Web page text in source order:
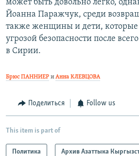
может быть довольно легко,
Йоанна Паражчук, среди
также женщины и дети, которые
угрозой безопасности после
в Сирии.
Брюс ПАННИЕР иАнна КЛЕВЦОВА
Поделиться Follow us
This item is part of
Политика Архив Азаттыка